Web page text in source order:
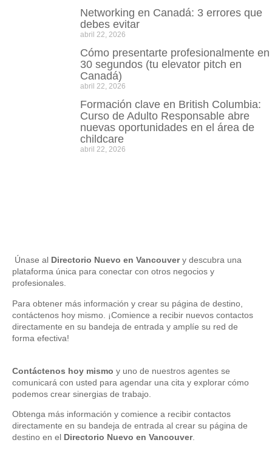
Networking en Canadá: 3 errores que
debes evitar
abril 22, 2026
Cómo presentarte profesionalmente en
30 segundos (tu elevator pitch en
Canadá)
abril 22, 2026
Formación clave en British Columbia:
Curso de Adulto Responsable abre
nuevas oportunidades en el área de
childcare
abril 22, 2026
Únase al Directorio Nuevo en Vancouvery descubra una
plataforma única para conectar con otros negocios y
profesionales.
Para obtener más información y crear su página de destino,
contáctenos hoy mismo. ¡Comience a recibir nuevos contactos
directamente en su bandeja de entrada y amplíe su red de
forma efectiva!
Contáctenos hoy mismo y uno de nuestros agentes se
comunicará con usted para agendar una cita y explorar cómo
podemos crear sinergias de trabajo.
Obtenga más información y comience a recibir contactos
directamente en su bandeja de entrada al crear su página de
destino en el Directorio Nuevo en Vancouver.